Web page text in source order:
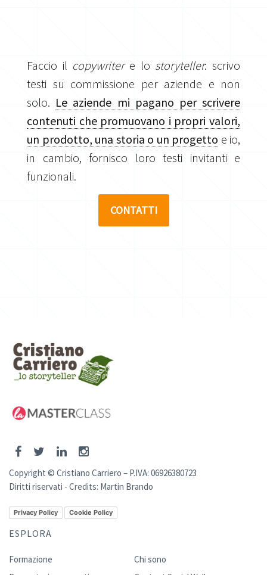
Faccio il copywritere lo storyteller: scrivo
testi su commissione per aziende e non
solo. Le aziende mi pagano per scrivere
contenuti che promuovano i propri valori,
un prodotto, una storia o un progetto e io,
in cambio, fornisco loro testi invitanti e
funzionali.
CONTATTI
Copyright © Cristiano Carriero – P.IVA: 06926380723
Diritti riservati - Credits: Martin Brando
Privacy Policy Cookie Policy
ESPLORA
Formazione
Chi sono